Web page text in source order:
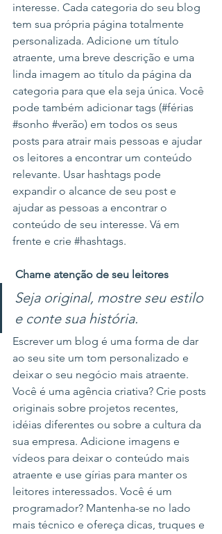
interesse. Cada categoria do seu blog
tem sua própria página totalmente
personalizada. Adicione um título
atraente, uma breve descrição e uma
linda imagem ao título da página da
categoria para que ela seja única. Você
pode também adicionar tags (#férias
#sonho #verão) em todos os seus
posts para atrair mais pessoas e ajudar
os leitores a encontrar um conteúdo
relevante. Usar hashtags pode
expandir o alcance de seu post e
ajudar as pessoas a encontrar o
conteúdo de seu interesse. Vá em
frente e crie #hashtags.
Chame atenção de seu leitores
Seja original, mostre seu estilo
e conte sua história.
Escrever um blog é uma forma de dar
ao seu site um tom personalizado e
deixar o seu negócio mais atraente.
Você é uma agência criativa? Crie posts
originais sobre projetos recentes,
idéias diferentes ou sobre a cultura da
sua empresa. Adicione imagens e
vídeos para deixar o conteúdo mais
atraente e use gírias para manter os
leitores interessados. Você é um
programador? Mantenha-se no lado
mais técnico e ofereça dicas, truques e